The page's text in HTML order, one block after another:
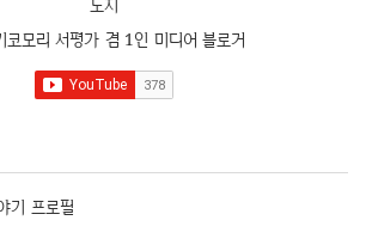
코모리 서평가 겸 1인 미디어 블로거
기 프로필